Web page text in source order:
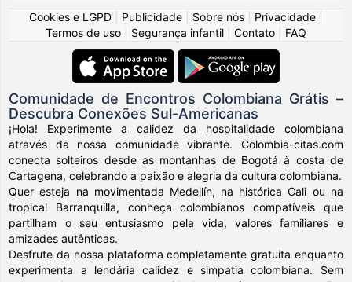
Cookies e LGPD
Publicidade Sobre nós Privacidade
Termos de uso
Segurança infantil Contato FAQ
Comunidade de Encontros Colombiana Grátis –
Descubra Conexões Sul-Americanas
¡Hola! Experimente a calidez da hospitalidade colombiana
através da nossa comunidade vibrante. Colombia-citas.com
conecta solteiros desde as montanhas de Bogotá à costa de
Cartagena, celebrando a paixão e alegria da cultura colombiana.
Quer esteja na movimentada Medellín, na histórica Cali ou na
tropical Barranquilla, conheça colombianos compatíveis que
partilham o seu entusiasmo pela vida, valores familiares e
amizades autênticas.
Desfrute da nossa plataforma completamente gratuita enquanto
experimenta a lendária calidez e simpatia colombiana. Sem